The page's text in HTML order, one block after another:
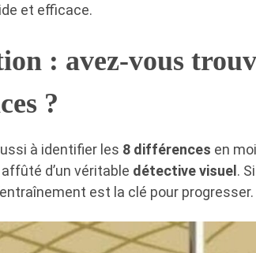
et efficace.
: avez-vous
?
à identifier les 8 différences en
d’un véritable détective visuel .
est la clé pour progresser.